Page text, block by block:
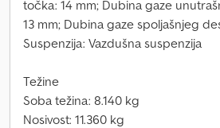
točka: 14 mm; Dubina gaze
13 mm; Dubina gaze spoljašnjeg
Suspenzija: Vazdušna suspenzija
Težine
Soba težina: 8.140 kg
Nosivost: 11.360 kg